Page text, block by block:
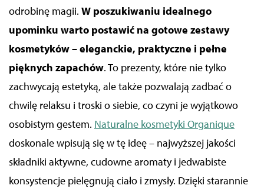
odrobinę magii. W poszukiwaniu idealnego
upominku warto postawić na gotowe zestawy
kosmetyków – eleganckie, praktyczne i pełne
pięknych zapachów. To prezenty, które nie tylko
zachwycają estetyką, ale także pozwalają zadbać o
chwilę relaksu i troski o siebie, co czyni je wyjątkowo
osobistym gestem. Naturalne kosmetyki Organique
doskonale wpisują się w tę ideę – najwyższej jakości
składniki aktywne, cudowne aromaty i jedwabiste
konsystencje pielęgnują ciało i zmysły. Dzięki starannie